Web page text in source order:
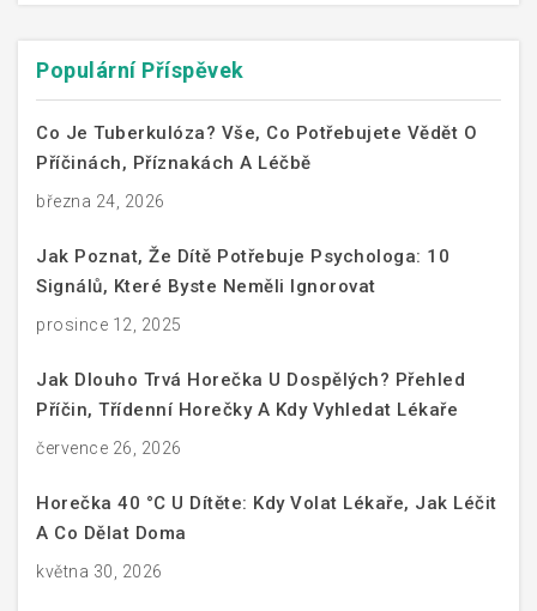
Populární Příspěvek
Co Je Tuberkulóza? Vše, Co Potřebujete Vědět O
Příčinách, Příznakách A Léčbě
března 24, 2026
Jak Poznat, Že Dítě Potřebuje Psychologa: 10
Signálů, Které Byste Neměli Ignorovat
prosince 12, 2025
Jak Dlouho Trvá Horečka U Dospělých? Přehled
Příčin, Třídenní Horečky A Kdy Vyhledat Lékaře
července 26, 2026
Horečka 40 °C U Dítěte: Kdy Volat Lékaře, Jak Léčit
A Co Dělat Doma
května 30, 2026